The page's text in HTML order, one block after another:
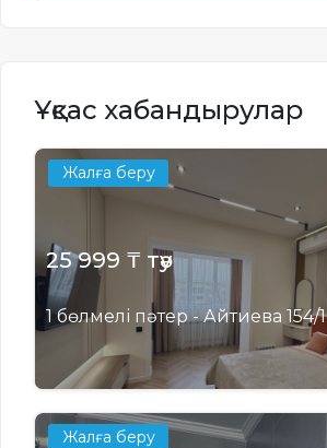
Ұқсас хабандырулар
Жалға беру
25 999 ₸ тәу
1 бөлмелі пәтер - Айтиева 154/1
Жалға беру